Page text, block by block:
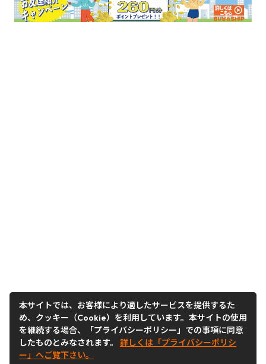
本サイトでは、お客様により適したサービスを提供するた
め、クッキー（Cookie）を利用しています。本サイトの使用
を継続する場合、「プライバシーポリシー」での事項に同意
したものとみなされます。 詳しくは「プライバシーポリシ
ー」へご覧下さい。